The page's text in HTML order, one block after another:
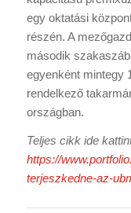
egy oktatási
részén. A
második
egyenként mintegy
rendelkező
országban.
Teljes cikk ide
https://
terjeszkedne-az-